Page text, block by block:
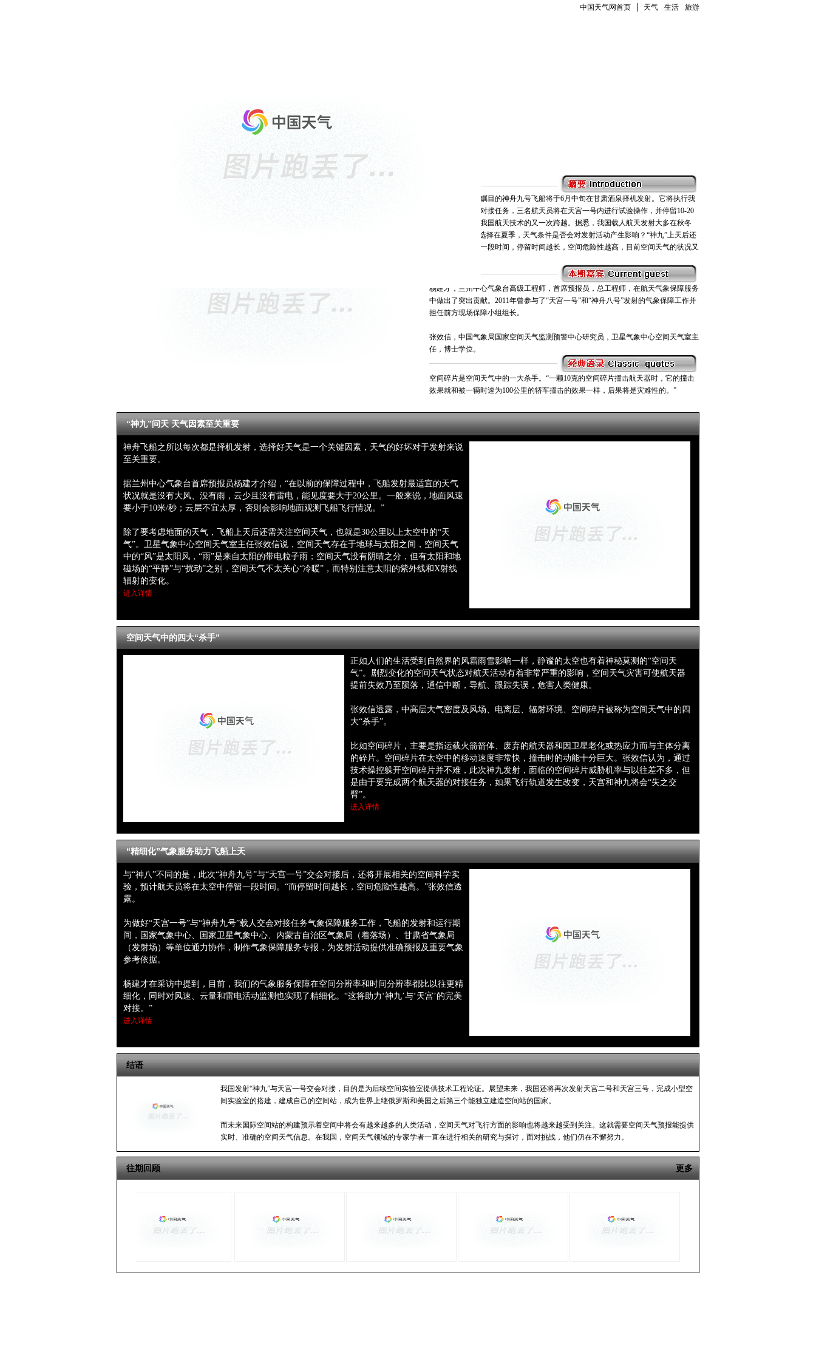
中国天气网首页 天气 生活 旅游
根据计划，备受瞩目的神舟九号飞船将于6月中旬在甘肃酒泉择机发射。它将执行我
国首次载人交会对接任务，三名航天员将在天宫一号内进行试验操作，并停留10-20
天，这将标志着我国航天技术的又一次跨越。据悉，我国载人航天发射大多在秋冬
季，而“神九”则选择在夏季，天气条件是否会对发射活动产生影响？“神九”上天后还
将在太空中停留一段时间，停留时间越长，空间危险性越高，目前空间天气的状况又
杨建才，兰州中心气象台高级工程师，首席预报员，总工程师，在航天气象保障服务
中做出了突出贡献。2011年曾参与了“天宫一号”和“神舟八号”发射的气象保障工作并
担任前方现场保障小组组长。
张效信，中国气象局国家空间天气监测预警中心研究员，卫星气象中心空间天气室主
任，博士学位。
空间碎片是空间天气中的一大杀手。“一颗10克的空间碎片撞击航天器时，它的撞击
效果就和被一辆时速为100公里的轿车撞击的效果一样，后果将是灾难性的。”
“神九”问天 天气因素至关重要
神舟飞船之所以每次都是择机发射，选择好天气是一个关键因素，天气的好坏对于发射来说
至关重要。
据兰州中心气象台首席预报员杨建才介绍，“在以前的保障过程中，飞船发射最适宜的天气
状况就是没有大风、没有雨，云少且没有雷电，能见度要大于20公里。一般来说，地面风速
要小于10米/秒；云层不宜太厚，否则会影响地面观测飞船飞行情况。”
除了要考虑地面的天气，飞船上天后还需关注空间天气，也就是30公里以上太空中的“天
气”。卫星气象中心空间天气室主任张效信说，空间天气存在于地球与太阳之间，空间天气
中的“风”是太阳风，“雨”是来自太阳的带电粒子雨；空间天气没有阴晴之分，但有太阳和地
磁场的“平静”与“扰动”之别，空间天气不太关心“冷暖”，而特别注意太阳的紫外线和X射线
辐射的变化。
进入详情
空间天气中的四大“杀手”
正如人们的生活受到自然界的风霜雨雪影响一样，静谧的太空也有着神秘莫测的“空间天
气”。剧烈变化的空间天气状态对航天活动有着非常严重的影响，空间天气灾害可使航天器
提前失效乃至陨落，通信中断，导航、跟踪失误，危害人类健康。
张效信透露，中高层大气密度及风场、 电离层、 辐射环境、 空间碎片被称为空间天气中的四
大“杀手”。
比如空间碎片，主要是指运载火箭箭体、废弃的航天器和因卫星老化或热应力而与主体分离
的碎片。 空间碎片在太空中的移动速度非常快，撞击时的动能十分巨大。 张效信认为，通过
技术操控躲开空间碎片并不难，此次神九发射，面临的空间碎片威胁机率与以往差不多，但
是由于要完成两个航天器的对接任务，如果飞行轨道发生改变，天宫和神九将会“失之交
臂”。
进入详情
“精细化”气象服务助力飞船上天
与“神八”不同的是，此次“神舟九号”与“天宫一号”交会对接后，还将开展相关的空间科学实
验，预计航天员将在太空中停留一段时间。“而停留时间越长，空间危险性越高。”张效信透
露。
为做好“天宫一号”与“神舟九号”载人交会对接任务气象保障服务工作，飞船的发射和运行期
间，国家气象中心、国家卫星气象中心、内蒙古自治区气象局（着落场）、甘肃省气象局
（发射场）等单位通力协作，制作气象保障服务专报，为发射活动提供准确预报及重要气象
参考依据。
杨建才在采访中提到，目前，我们的气象服务保障在空间分辨率和时间分辨率都比以往更精
细化，同时对风速、云量和雷电活动监测也实现了精细化。“这将助力‘神九’与‘天宫’的完美
对接。”
进入详情
结语
我国发射“神九”与天宫一号交会对接，目的是为后续空间实验室提供技术工程论证。展望未来，我国还将再次发射天宫二号和天宫三号，完成小型空
间实验室的搭建，建成自己的空间站，成为世界上继俄罗斯和美国之后第三个能独立建造空间站的国家。
而未来国际空间站的构建预示着空间中将会有越来越多的人类活动，空间天气对飞行方面的影响也将越来越受到关注。这就需要空间天气预报能提供
实时、准确的空间天气信息。在我国，空间天气领域的专家学者一直在进行相关的研究与探讨，面对挑战，他们仍在不懈努力。
更多
往期回顾